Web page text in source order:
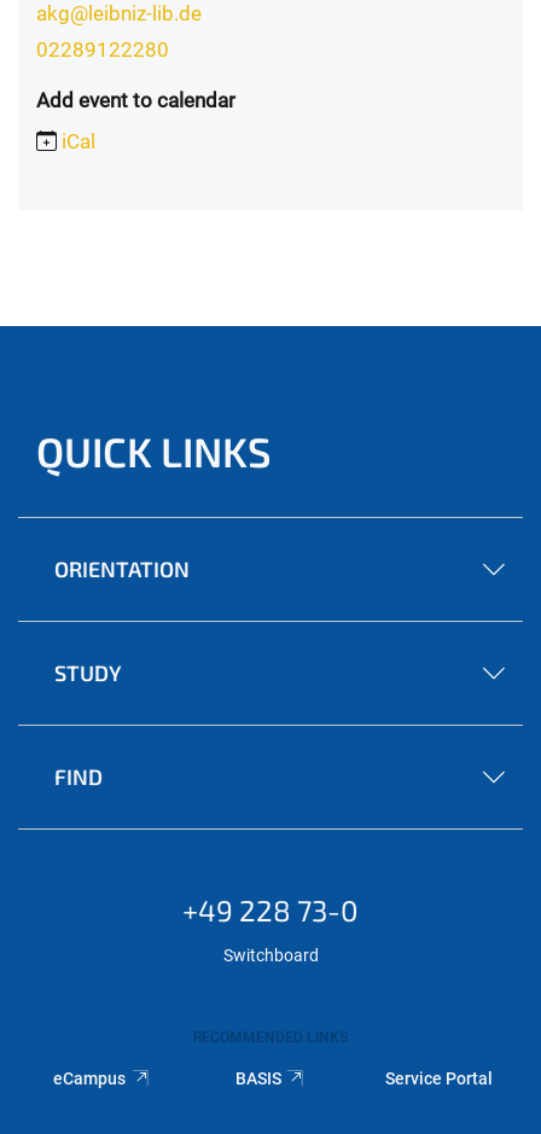
akg@leibniz-lib.de
02289122280
Add event to calendar
iCal
QUICK LINKS
ORIENTATION
STUDY
FIND
+49 228 73-0
Switchboard
RECOMMENDED LINKS
eCampus BASIS Service Portal